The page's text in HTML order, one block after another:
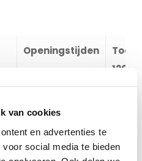
van cookies
en advertenties te
social media te bieden
Openingstijden
Toer -
120km
Openingstijden
08:30-13:00 u.
08:30-14:30 u. 92 km